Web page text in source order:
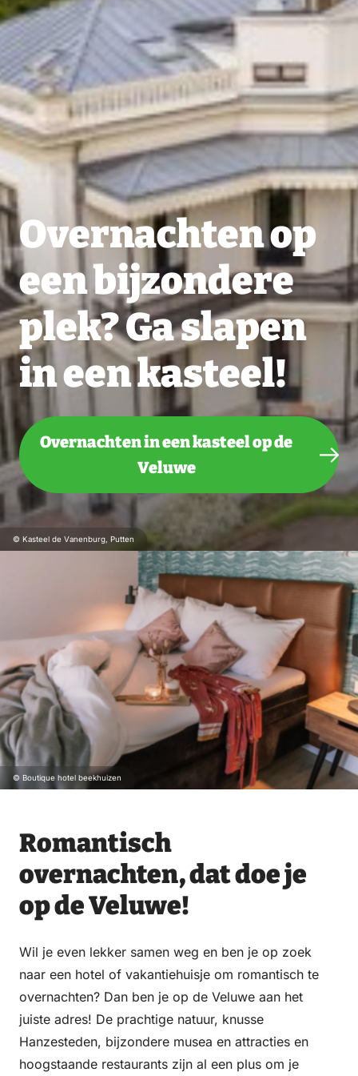
© Kasteel de Vanenburg, Putten
Overnachten op
een bijzondere
plek? Ga slapen
in een kasteel!
Overnachten in een kasteel op de
Veluwe
© Boutique hotel beekhuizen
Romantisch
overnachten, dat doe je
op de Veluwe!
Wil je even lekker samen weg en ben je op zoek
naar een hotel of vakantiehuisje om romantisch te
overnachten? Dan ben je op de Veluwe aan het
juiste adres! De prachtige natuur, knusse
Hanzesteden, bijzondere musea en attracties en
hoogstaande restaurants zijn al een plus om je